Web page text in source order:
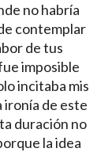
no habría
contemplar
de tus
imposible
incitaba mis
ironía de este
duración no
la idea